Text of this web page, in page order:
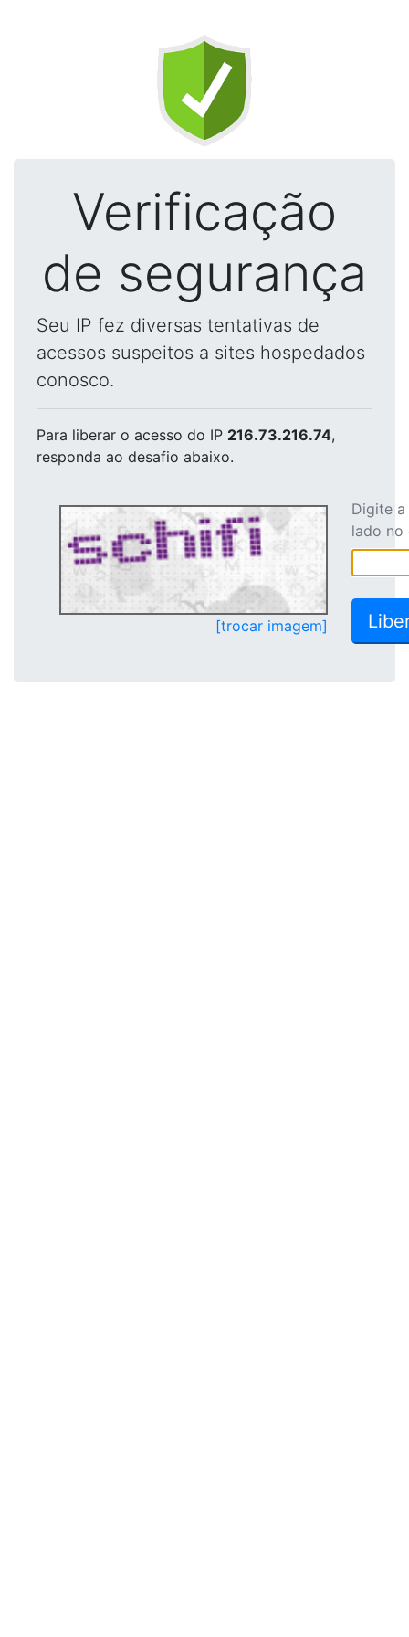
Verificação
de segurança
Seu IP fez diversas tentativas de
acessos suspeitos a sites hospedados
conosco.
Para liberar o acesso do IP 216.73.216.74,
responda ao desafio abaixo.
[trocar imagem]
Digite
lado no